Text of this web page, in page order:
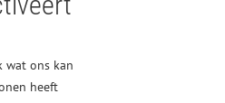
wat ons kan
heeft